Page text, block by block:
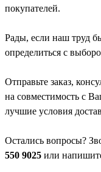
покупателей.
Рады, если наш труд
определиться с
Отправьте заказ,
на совместимость с
лучшие условия
Остались вопросы?
550 9025 или